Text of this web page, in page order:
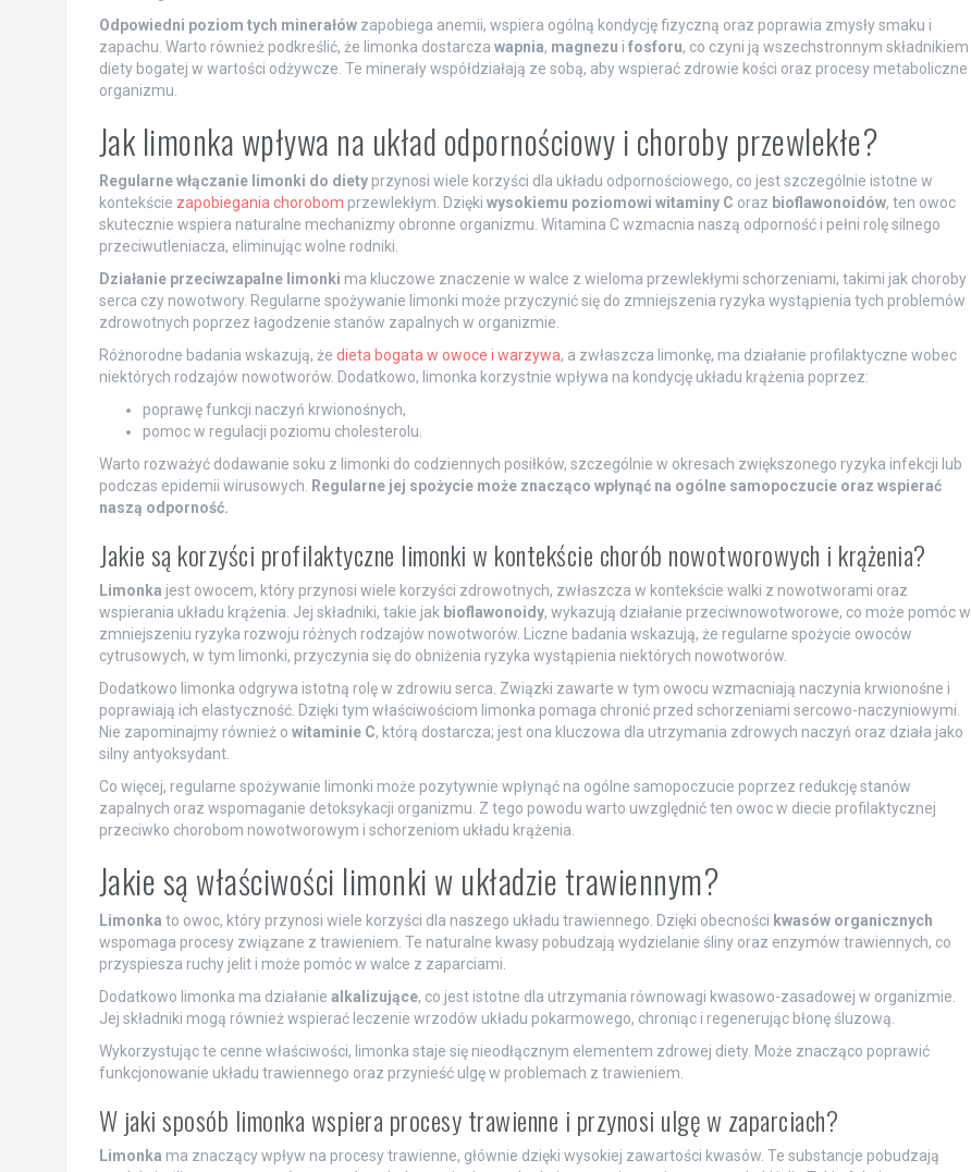
Odpowiedni poziom tych minerałówzapobiega anemii, wspiera ogólną kondycję fizyczną oraz poprawia zmysły smaku i
zapachu. Warto również podkreślić, że limonka dostarcza wapnia, magnezu i fosforu, co czyni ją wszechstronnym składnikiem
diety bogatej w wartości odżywcze. Te minerały współdziałają ze sobą, aby wspierać zdrowie kości oraz procesy metaboliczne
organizmu.
Jak limonka wpływa na układ odpornościowy i choroby przewlekłe?
Regularne włączanie limonki do dietyprzynosi wiele korzyści dla układu odpornościowego, co jest szczególnie istotne w
kontekście zapobiegania chorobom przewlekłym. Dzięki wysokiemu poziomowi witaminy C oraz bioflawonoidów, ten owoc
skutecznie wspiera naturalne mechanizmy obronne organizmu. Witamina C wzmacnia naszą odporność i pełni rolę silnego
przeciwutleniacza, eliminując wolne rodniki.
Działanie przeciwzapalne limonki ma kluczowe znaczenie w walce z wieloma przewlekłymi schorzeniami, takimi jak choroby
serca czy nowotwory. Regularne spożywanie limonki może przyczynić się do zmniejszenia ryzyka wystąpienia tych problemów
zdrowotnych poprzez łagodzenie stanów zapalnych w organizmie.
Różnorodne badania wskazują, że dieta bogata w owoce i warzywa, a zwłaszcza limonkę, ma działanie profilaktyczne wobec
niektórych rodzajów nowotworów. Dodatkowo, limonka korzystnie wpływa na kondycję układu krążenia poprzez:
poprawę funkcji naczyń krwionośnych,
pomoc w regulacji poziomu cholesterolu.
Warto rozważyć dodawanie soku z limonki do codziennych posiłków, szczególnie w okresach zwiększonego ryzyka infekcji lub
podczas epidemii wirusowych.
Regularne jej spożycie może znacząco wpłynąć na ogólne samopoczucie oraz wspierać
naszą odporność.
Jakie są korzyści profilaktyczne limonki w kontekście chorób nowotworowych i krążenia?
Limonka jest owocem, który przynosi wiele korzyści zdrowotnych, zwłaszcza w kontekście walki z nowotworami oraz
wspierania układu krążenia. Jej składniki, takie jak bioflawonoidy, wykazują działanie przeciwnowotworowe, co może pomóc w
zmniejszeniu ryzyka rozwoju różnych rodzajów nowotworów. Liczne badania wskazują, że regularne spożycie owoców
cytrusowych, w tym limonki, przyczynia się do obniżenia ryzyka wystąpienia niektórych nowotworów.
Dodatkowo limonka odgrywa istotną rolę w zdrowiu serca. Związki zawarte w tym owocu wzmacniają naczynia krwionośne i
poprawiają ich elastyczność. Dzięki tym właściwościom limonka pomaga chronić przed schorzeniami sercowo-naczyniowymi.
Nie zapominajmy również o witaminie C, którą dostarcza; jest ona kluczowa dla utrzymania zdrowych naczyń oraz działa jako
silny antyoksydant.
Co więcej, regularne spożywanie limonki może pozytywnie wpłynąć na ogólne samopoczucie poprzez redukcję stanów
zapalnych oraz wspomaganie detoksykacji organizmu. Z tego powodu warto uwzględnić ten owoc w diecie profilaktycznej
przeciwko chorobom nowotworowym i schorzeniom układu krążenia.
Jakie są właściwości limonki w układzie trawiennym?
Limonka to owoc, który przynosi wiele korzyści dla naszego układu trawiennego. Dzięki obecności kwasów organicznych
wspomaga procesy związane z trawieniem. Te naturalne kwasy pobudzają wydzielanie śliny oraz enzymów trawiennych, co
przyspiesza ruchy jelit i może pomóc w walce z zaparciami.
Dodatkowo limonka ma działanie alkalizujące, co jest istotne dla utrzymania równowagi kwasowo-zasadowej w organizmie.
Jej składniki mogą również wspierać leczenie wrzodów układu pokarmowego, chroniąc i regenerując błonę śluzową.
Wykorzystując te cenne właściwości, limonka staje się nieodłącznym elementem zdrowej diety. Może znacząco poprawić
funkcjonowanie układu trawiennego oraz przynieść ulgę w problemach z trawieniem.
W jaki sposób limonka wspiera procesy trawienne i przynosi ulgę w zaparciach?
Limonka ma znaczący wpływ na procesy trawienne, głównie dzięki wysokiej zawartości kwasów. Te substancje pobudzają